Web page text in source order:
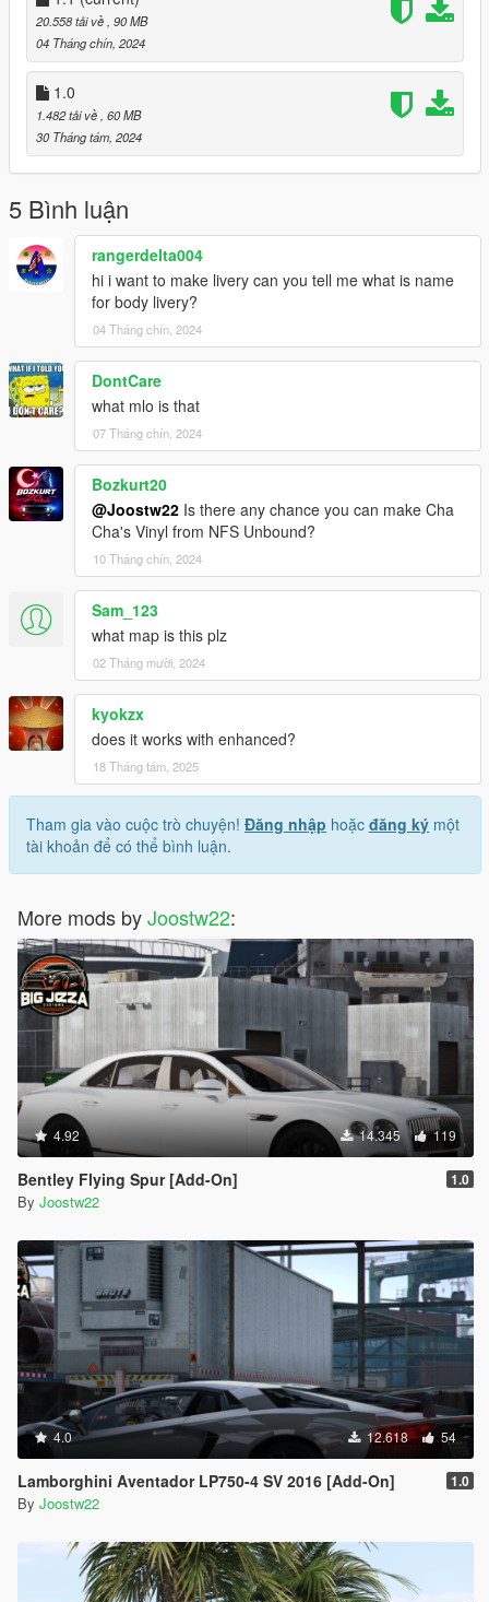
3.Open it using Notepad and add the following line:
dlcpacks:\urusse\
4.Save it then use OpenIV to replace it.
Done!
Car spawn name : urusse
--------------------------------------------------------------------------------
---------------------------------------------
CREDITS
========
Converted and modified by: BigJozza
Enjoy!
--------------------------------------------------------------------------------
---------------------------------------------
20.558 tải về , 90 MB
04 Tháng chín, 2024
1.0
1.482 tải về , 60 MB
30 Tháng tám, 2024
5 Bình luận
rangerdelta004
hi i want to make livery can you tell me what is name
for body livery?
04 Tháng chín, 2024
DontCare
what mlo is that
07 Tháng chín, 2024
Bozkurt20
@Joostw22 Is there any chance you can make Cha
Cha's Vinyl from NFS Unbound?
10 Tháng chín, 2024
Sam_123
what map is this plz
02 Tháng mười, 2024
kyokzx
does it works with enhanced?
18 Tháng tám, 2025
Tham gia vào cuộc trò chuyện! Đăng nhập hoặc đăng ký một
tài khoản để có thể bình luận.
More mods byJoostw22:
4.92 14.345 119
Bentley Flying Spur [Add-On] 1.0
By Joostw22
4.0 12.618 54
Lamborghini Aventador LP750-4 SV 2016 [Add-On] 1.0
By Joostw22